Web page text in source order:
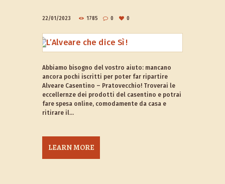
22/01/2023 1785 0 0
Abbiamo bisogno del vostro aiuto: mancano
ancora pochi iscritti per poter far ripartire
Alveare Casentino – Pratovecchio! Troverai le
eccellernze dei prodotti del casentino e potrai
fare spesa online, comodamente da casa e
ritirare il...
LEARN MORE